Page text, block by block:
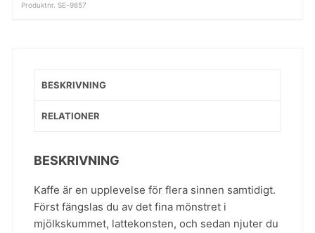
Produktnr. SE-9857
BESKRIVNING
RELATIONER
BESKRIVNING
Kaffe är en upplevelse för flera sinnen samtidigt.
Först fängslas du av det fina mönstret i
mjölkskummet, lattekonsten, och sedan njuter du